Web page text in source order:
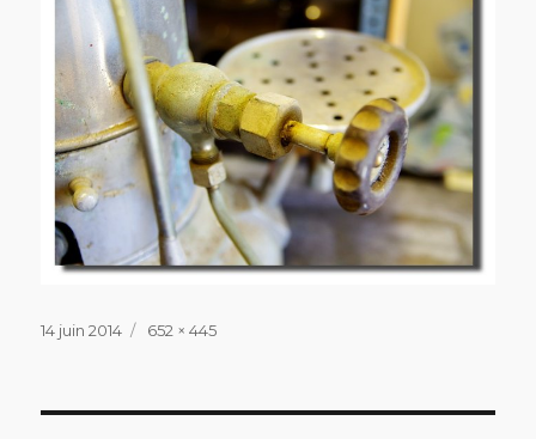
Publié
14 juin 2014
Taille
652 × 445